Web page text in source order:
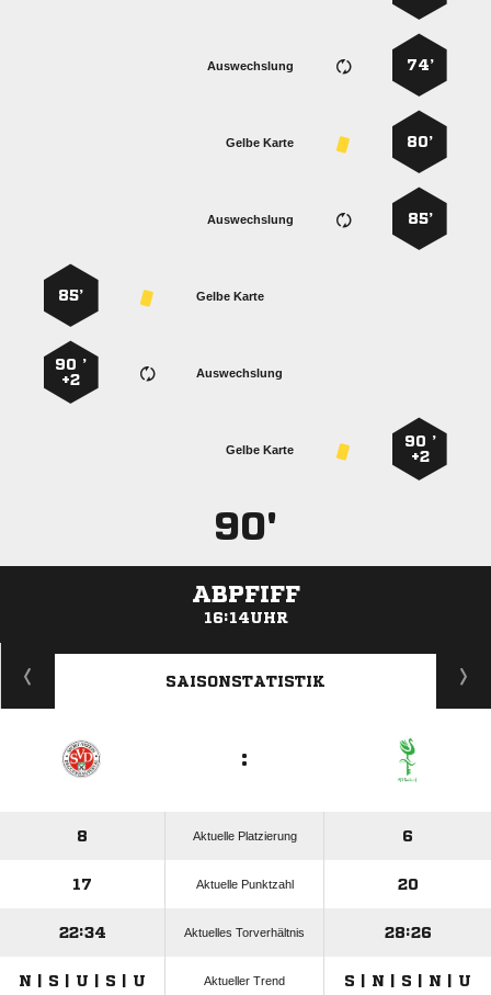
74’
Auswechslung
80’
Gelbe Karte
85’
Auswechslung
Gelbe Karte
85’
Auswechslung
90 ’
+2
90 ’
+2
Gelbe Karte
90'
ABPFIFF
16:14UHR
ANZEIGE
SAISONSTATISTIK
:
8 Aktuelle Platzierung 6
17 Aktuelle Punktzahl 20
22:34 Aktuelles Torverhältnis 28:26
N | S | U | S | U Aktueller Trend S | N | S | N | U